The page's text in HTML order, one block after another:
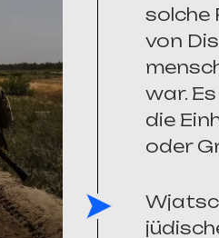
solche
von
war.
die
oder